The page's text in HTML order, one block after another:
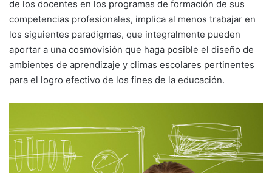
de los docentes en los programas de formación de sus
competencias profesionales, implica al menos trabajar en
los siguientes paradigmas, que integralmente pueden
aportar a una cosmovisión que haga posible el diseño de
ambientes de aprendizaje y climas escolares pertinentes
para el logro efectivo de los fines de la educación.